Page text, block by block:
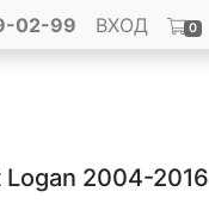
02-99 ВХОД 0
Logan 2004-2016